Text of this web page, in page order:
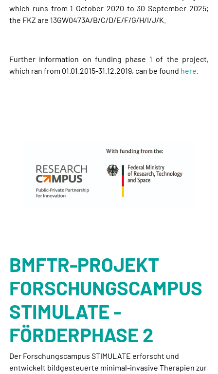
which runs from 1 October 2020 to 30 September 2025;
the FKZ are 13GW0473A/B/C/D/E/F/G/H/I/J/K.
Further information on funding phase 1 of the project,
which ran from 01.01.2015-31.12.2019, can be found here
BMFTR-PROJEKT
FORSCHUNGSCAMPUS
STIMULATE -
FÖRDERPHASE 2
Der Forschungscampus STIMULATE erforscht und
entwickelt bildgesteuerte minimal-invasive Therapien zur